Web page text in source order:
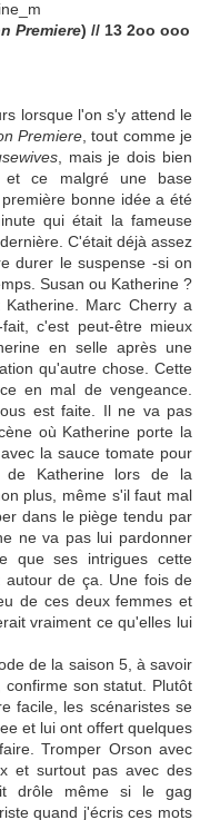
Premiere) // 13 2oo ooo
lorsque l'on s'y attend le
Premiere , tout comme je
, mais je dois bien
et ce malgré une base
bonne idée a été
qui était la fameuse
C'était déjà assez
durer le suspense -si on
Susan ou Katherine ?
Marc Cherry a
c'est peut-être mieux
en selle après une
qu'autre chose. Cette
en mal de vengeance.
est faite. Il ne va pas
où Katherine porte la
la sauce tomate pour
de Katherine lors de la
plus, même s'il faut mal
dans le piège tendu par
ne va pas lui pardonner
que ses intrigues cette
autour de ça. Une fois de
de ces deux femmes et
vraiment ce qu'elles lui
de la saison 5, à savoir
son statut. Plutôt
facile, les scénaristes se
et lui ont offert quelques
Tromper Orson avec
et surtout pas avec des
drôle même si le gag
quand j'écris ces mots